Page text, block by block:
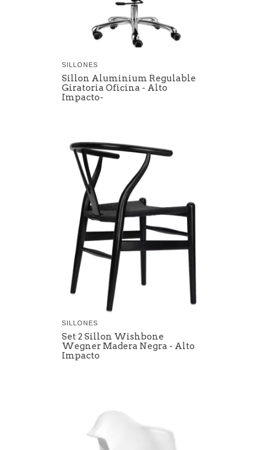
SILLONES
Sillon Aluminium Regulable
Giratoria Oficina - Alto
Impacto-
SILLONES
Set 2 Sillon Wishbone
Wegner Madera Negra - Alto
Impacto